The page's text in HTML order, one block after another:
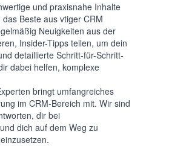
und praxisnahe Inhalte
Beste aus vtiger CRM
Neuigkeiten aus der
Insider-Tipps teilen, um dein
detaillierte Schritt-für-Schritt-
dabei helfen, komplexe
bringt umfangreiches
im CRM-Bereich mit. Wir sind
dir bei
dich auf dem Weg zu